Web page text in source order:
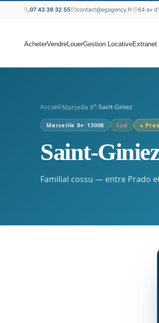
07 43 39 32 55 contact@egagency.fr 64 av
AcheterVendreLouerGestion LocativeExtranet
Accueil/Marseille 8e/Saint-Giniez
Marseille 8e· 13008 Sud ⬥
Saint-Giniez
Familial cossu — entre Prado